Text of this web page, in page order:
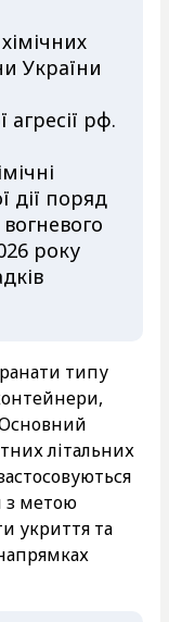
України
рф.
дії поряд
року
типу
літальних
з метою
укриття та